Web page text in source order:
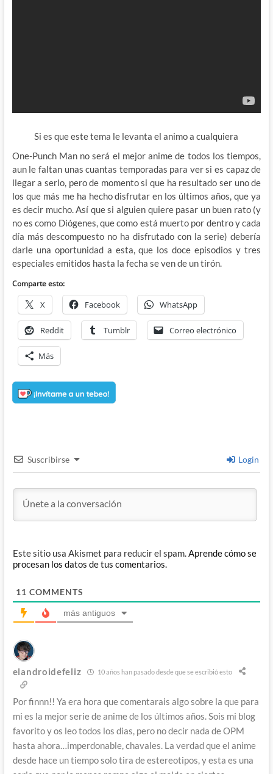
Si es que este tema le levanta el animo a cualquiera
One-Punch Man no será el mejor anime de todos los tiempos,
aun le faltan unas cuantas temporadas para ver si es capaz de
llegar a serlo, pero de momento si que ha resultado ser uno de
los que más me ha hecho disfrutar en los últimos años, que ya
es decir mucho. Así que si alguien quiere pasar un buen rato (y
no es como Diógenes, que como está muerto por dentro y cada
día más descompuesto no ha disfrutado con la serie) debería
darle una oportunidad a esta, que los doce episodios y tres
especiales emitidos hasta la fecha se ven de un tirón.
Comparte esto:
X Facebook WhatsApp
Reddit Tumblr Correo electrónico
Más
Suscribirse Login
Este sitio usa Akismet para reducir el spam.Aprende cómo se
procesan los datos de tus comentarios.
11 COMMENTS
más antiguos
elandroidefeliz 10 años han pasado desde que se escribió esto
Por finnn!! Ya era hora que comentarais algo sobre la que para
mi es la mejor serie de anime de los últimos años. Sois mi blog
favorito y os leo todos los dias, pero no decir nada de OPM
hasta ahora…imperdonable, chavales. La verdad que el anime
desde hace un tiempo solo tira de estereotipos, y esta es una